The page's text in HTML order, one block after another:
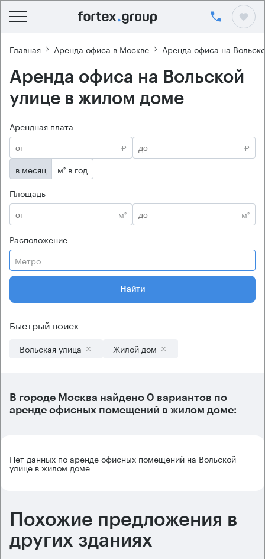
Главная Аренда офиса в Москве Аренда офиса на
Аренда офиса на Вольской
улице в жилом доме
Арендная плата
₽
₽
в месяц
м² в год
Площадь
м²
м²
Расположение
Метро
Найти
Быстрый поиск
Вольская улица Жилой дом
В городе Москва найдено 0 вариантов по
аренде офисных помещений в жилом доме:
Нет данных по аренде офисных помещений на Вольской
улице в жилом доме
Похожие предложения в
других зданиях